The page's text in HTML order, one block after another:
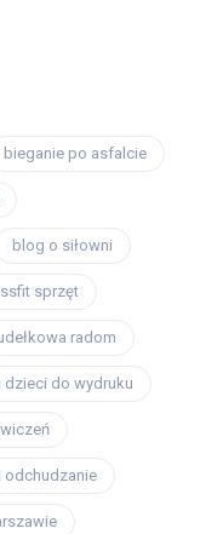
bieganie po asfalcie
blog o siłowni
sprzęt
radom
dzieci do wydruku
odchudzanie